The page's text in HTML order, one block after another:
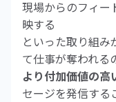
現場からのフィー
映する
といった取り組み
て仕事が奪われる
より付加価値の高
セージを発信する